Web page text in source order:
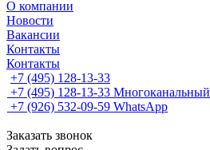
О компании
Новости
Вакансии
Контакты
Контакты
+7 (495) 128-13-33
+7 (495) 128-13-33 Многоканальный
+7 (926) 532-09-59 WhatsApp
Заказать звонок